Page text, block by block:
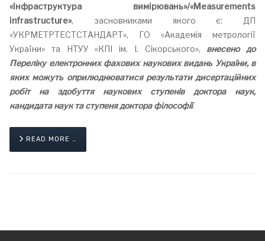
«Інфраструктура вимірювань»/«Measurements
infrastructure», засновниками якого є: ДП
«УКРМЕТРТЕСТСТАНДАРТ», ГО «Академія метрології
України» та НТУУ «КПІ ім. І. Сікорського», внесено до
Переліку електронних фахових наукових видань України, в
яких можуть оприлюднюватися результати дисертаційних
робіт на здобуття наукових ступенів доктора наук,
кандидата наук та ступеня доктора філософії.
READ MORE …